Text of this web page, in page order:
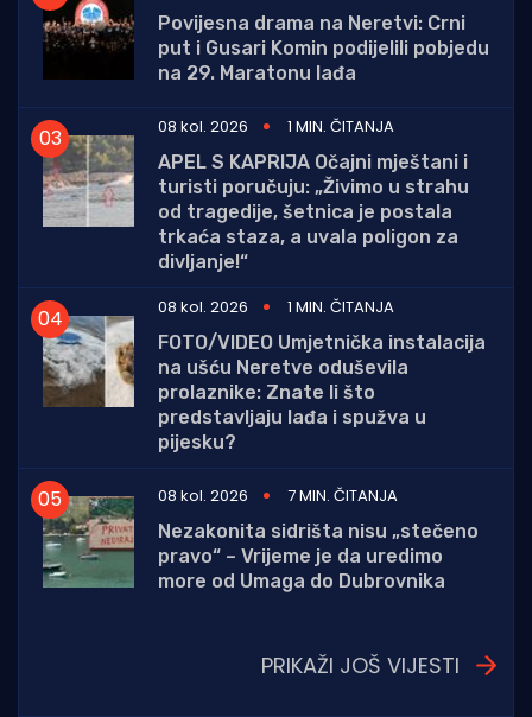
Povijesna drama na Neretvi: Crni
put i Gusari Komin podijelili pobjedu
na 29. Maratonu lađa
08 kol. 2026
1 MIN. ČITANJA
APEL S KAPRIJA Očajni mještani i
turisti poručuju: „Živimo u strahu
od tragedije, šetnica je postala
trkaća staza, a uvala poligon za
divljanje!“
08 kol. 2026
1 MIN. ČITANJA
FOTO/VIDEO Umjetnička instalacija
na ušću Neretve oduševila
prolaznike: Znate li što
predstavljaju lađa i spužva u
pijesku?
08 kol. 2026
7 MIN. ČITANJA
Nezakonita sidrišta nisu „stečeno
pravo“ – Vrijeme je da uredimo
more od Umaga do Dubrovnika
PRIKAŽI JOŠ VIJESTI